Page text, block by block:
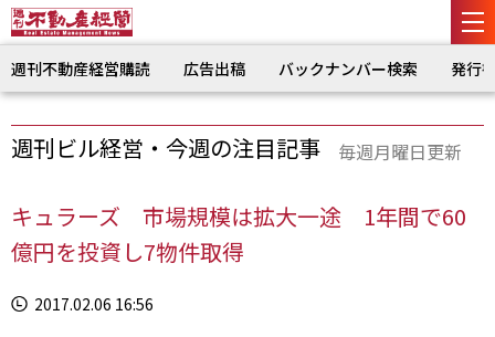
週刊不動産経営購読 広告出稿 バックナンバー検索 発行
週刊ビル経営・今週の注目記事 毎週月曜日更新
キュラーズ 市場規模は拡大一途 1年間で60
億円を投資し7物件取得
2017.02.06 16:56